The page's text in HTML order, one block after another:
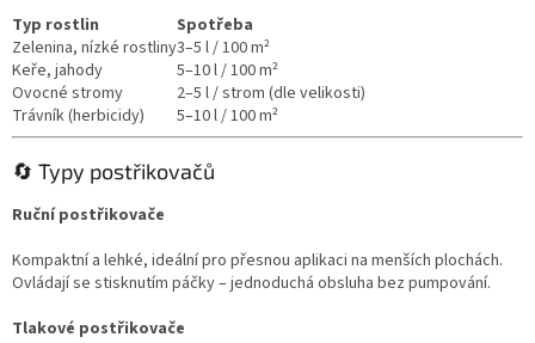
Typ rostlin
Spotřeba
Zelenina, nízké rostliny3–5 l / 100 m²
Keře, jahody
5–10 l / 100 m²
Ovocné stromy
2–5 l / strom (dle velikosti)
Trávník (herbicidy)
5–10 l / 100 m²
🔄 Typy postřikovačů
Ruční postřikovače
Kompaktní a lehké, ideální pro přesnou aplikaci na menších plochách.
Ovládají se stisknutím páčky – jednoduchá obsluha bez pumpování.
Tlakové postřikovače